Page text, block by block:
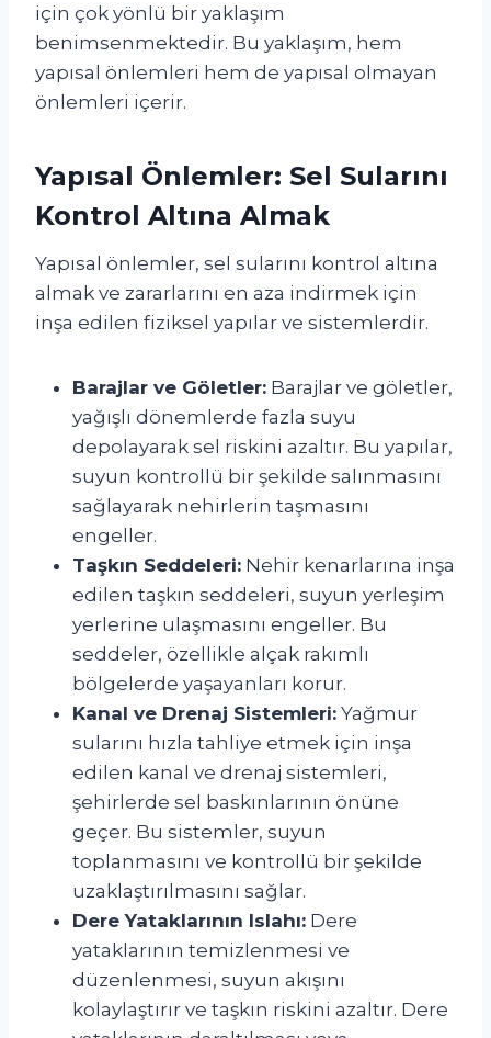
için çok yönlü bir yaklaşım
benimsenmektedir. Bu yaklaşım, hem
yapısal önlemleri hem de yapısal olmayan
önlemleri içerir.
Yapısal Önlemler: Sel Sularını
Kontrol Altına Almak
Yapısal önlemler, sel sularını kontrol altına
almak ve zararlarını en aza indirmek için
inşa edilen fiziksel yapılar ve sistemlerdir.
Barajlar ve Göletler: Barajlar ve göletler,
yağışlı dönemlerde fazla suyu
depolayarak sel riskini azaltır. Bu yapılar,
suyun kontrollü bir şekilde salınmasını
sağlayarak nehirlerin taşmasını
engeller.
Taşkın Seddeleri: Nehir kenarlarına inşa
edilen taşkın seddeleri, suyun yerleşim
yerlerine ulaşmasını engeller. Bu
seddeler, özellikle alçak rakımlı
bölgelerde yaşayanları korur.
Kanal ve Drenaj Sistemleri: Yağmur
sularını hızla tahliye etmek için inşa
edilen kanal ve drenaj sistemleri,
şehirlerde sel baskınlarının önüne
geçer. Bu sistemler, suyun
toplanmasını ve kontrollü bir şekilde
uzaklaştırılmasını sağlar.
Dere Yataklarının Islahı: Dere
yataklarının temizlenmesi ve
düzenlenmesi, suyun akışını
kolaylaştırır ve taşkın riskini azaltır. Dere